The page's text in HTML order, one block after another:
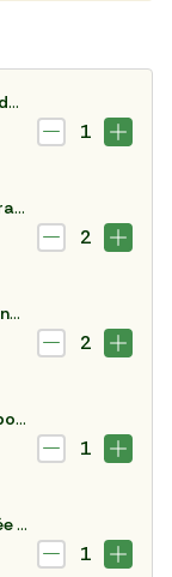
Les Gnocchi à poêler pommes de terre
1
La Chiffonnade de jambon serrano STG
2
La Mozzarella di bufala campana DOP
2
Le Basilic à grosses feuilles en pot HVE
1
La Tomate cerise rouge allongée BIO
1